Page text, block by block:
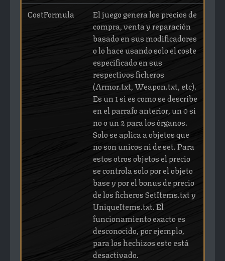
CostFormula
El juego genera los precios de
compra, venta y reparación
basado en sus modificadores
o lo hace usando solo el coste
especificado en sus
respectivos ficheros
(Armor.txt, Weapon.txt, etc).
Es un 1 si es como se describe
en el parrafo anterior, un 0 si
no o un 2 para los órganos.
Solo se aplica a objetos que
no son unicos ni de set. Para
estos otros objetos el precio
se controla solo por el objeto
base y por el bonus de precio
de los ficheros SetItems.txt y
UniqueItems.txt. El
funcionamiento exacto es
desconocido, por ejemplo,
para los hechizos esto está
desactivado.